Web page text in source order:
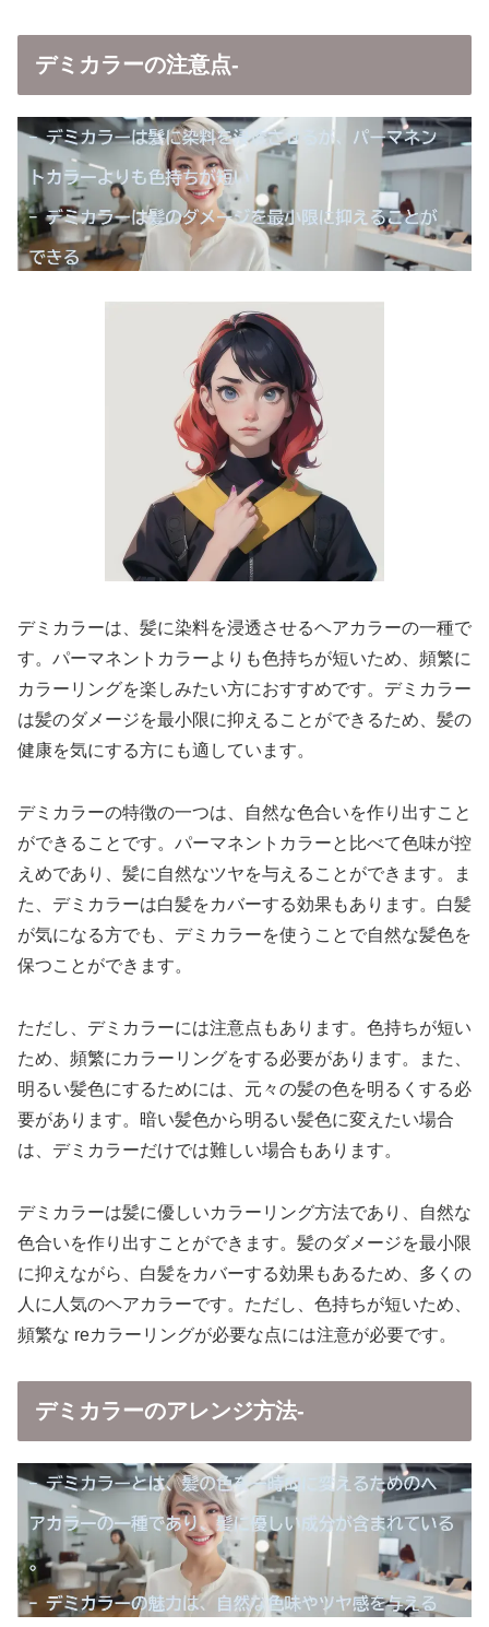
デミカラーの注意点-
デミカラーは、髪に染料を浸透させるヘアカラーの一種で
す。パーマネントカラーよりも色持ちが短いため、頻繁に
カラーリングを楽しみたい方におすすめです。デミカラー
は髪のダメージを最小限に抑えることができるため、髪の
健康を気にする方にも適しています。
デミカラーの特徴の一つは、自然な色合いを作り出すこと
ができることです。パーマネントカラーと比べて色味が控
えめであり、髪に自然なツヤを与えることができます。ま
た、デミカラーは白髪をカバーする効果もあります。白髪
が気になる方でも、デミカラーを使うことで自然な髪色を
保つことができます。
ただし、デミカラーには注意点もあります。色持ちが短い
ため、頻繁にカラーリングをする必要があります。また、
明るい髪色にするためには、元々の髪の色を明るくする必
要があります。暗い髪色から明るい髪色に変えたい場合
は、デミカラーだけでは難しい場合もあります。
デミカラーは髪に優しいカラーリング方法であり、自然な
色合いを作り出すことができます。髪のダメージを最小限
に抑えながら、白髪をカバーする効果もあるため、多くの
人に人気のヘアカラーです。ただし、色持ちが短いため、
頻繁な reカラーリングが必要な点には注意が必要です。
デミカラーのアレンジ方法-